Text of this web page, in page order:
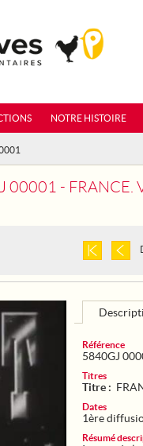
NOTRE HISTOIRE
00001 - FRANCE.
Référence
5840GJ
Titres
Titre :
Dates
1ère
Résumé